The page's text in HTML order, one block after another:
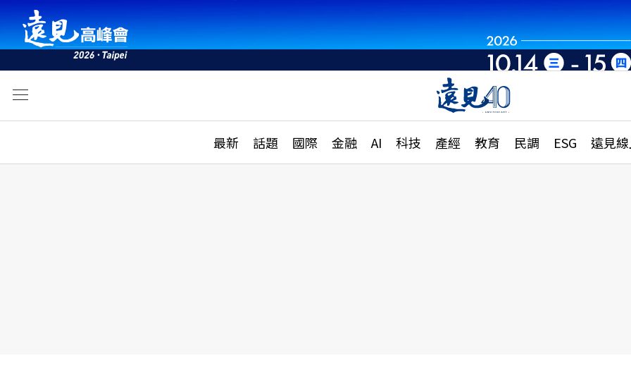
世界重組・洞見
最新 話題 國際 金融 AI 科技 產經 教育 民調 ESG 遠見
活動
話題
國際
特輯
大學升學、職涯攻略
縣市施政調查全解析